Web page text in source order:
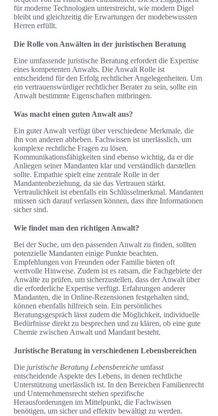
für moderne Technologien unterstreicht, wie modern Digel
bleibt und gleichzeitig die Erwartungen der modebewussten
Herren erfüllt.
Die Rolle von Anwälten in der juristischen Beratung
Eine umfassende juristische Beratung erfordert die Expertise
eines kompetenten Anwalts. Die Anwalt Rolle ist
entscheidend für den Erfolg rechtlicher Angelegenheiten. Um
ein vertrauenswürdiger rechtlicher Berater zu sein, sollte ein
Anwalt bestimmte Eigenschaften mitbringen.
Was macht einen guten Anwalt aus?
Ein guter Anwalt verfügt über verschiedene Merkmale, die
ihn von anderen abheben. Fachwissen ist unerlässlich, um
komplexe rechtliche Fragen zu lösen.
Kommunikationsfähigkeiten sind ebenso wichtig, da er die
Anliegen seiner Mandanten klar und verständlich darstellen
sollte. Empathie spielt eine zentrale Rolle in der
Mandantenbeziehung, da sie das Vertrauen stärkt.
Vertraulichkeit ist ebenfalls ein Schlüsselmerkmal. Mandanten
müssen sich darauf verlassen können, dass ihre Informationen
sicher sind.
Wie findet man den richtigen Anwalt?
Bei der Suche, um den passenden Anwalt zu finden, sollten
potenzielle Mandanten einige Punkte beachten.
Empfehlungen von Freunden oder Familie bieten oft
wertvolle Hinweise. Zudem ist es ratsam, die Fachgebiete der
Anwälte zu prüfen, um sicherzustellen, dass der Anwalt über
die erforderliche Expertise verfügt. Erfahrungen anderer
Mandanten, die in Online-Rezensionen festgehalten sind,
können ebenfalls hilfreich sein. Ein persönliches
Beratungsgespräch lässt zudem die Möglichkeit, individuelle
Bedürfnisse direkt zu besprechen und zu klären, ob eine gute
Chemie zwischen Anwalt und Mandant besteht.
Juristische Beratung in verschiedenen Lebensbereichen
Die juristische Beratung Lebensbereiche umfasst
entscheidende Aspekte des Lebens, in denen rechtliche
Unterstützung unerlässlich ist. In den Bereichen Familienrecht
und Unternehmensrecht stehen spezifische
Herausforderungen im Mittelpunkt, die Fachwissen
benötigen, um sicher und effektiv bewältigt zu werden.